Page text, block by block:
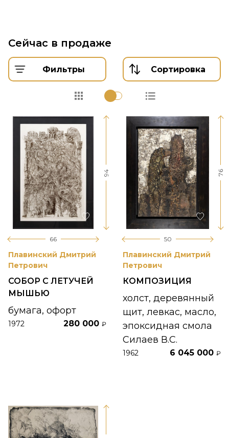
Сейчас в продаже
Фильтры Сортировка
66
94
Плавинский Дмитрий
Петрович
СОБОР С ЛЕТУЧЕЙ
МЫШЬЮ
бумага, офорт
1972 280 000 ₽
50
76
Плавинский Дмитрий
Петрович
КОМПОЗИЦИЯ
холст, деревянный
щит, левкас, масло,
эпоксидная смола
Силаев В.С.
1962 6 045 000 ₽